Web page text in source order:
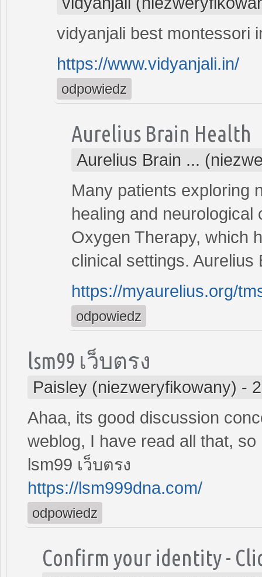
vidyanjali best montessori
https://www.vidyanjali.in/
odpowiedz
Aurelius Brain Health
Aurelius Brain ...
Many patients exploring
healing and
Oxygen Therapy, which
clinical settings.
https://myaurelius.org/
odpowiedz
lsm99 เว็บตรง
Paisley (niezweryfikowany) -
Ahaa, its good discussion
weblog, I have read all that,
lsm99 เว็บตรง
https://lsm999dna.com/
odpowiedz
Confirm your identity -